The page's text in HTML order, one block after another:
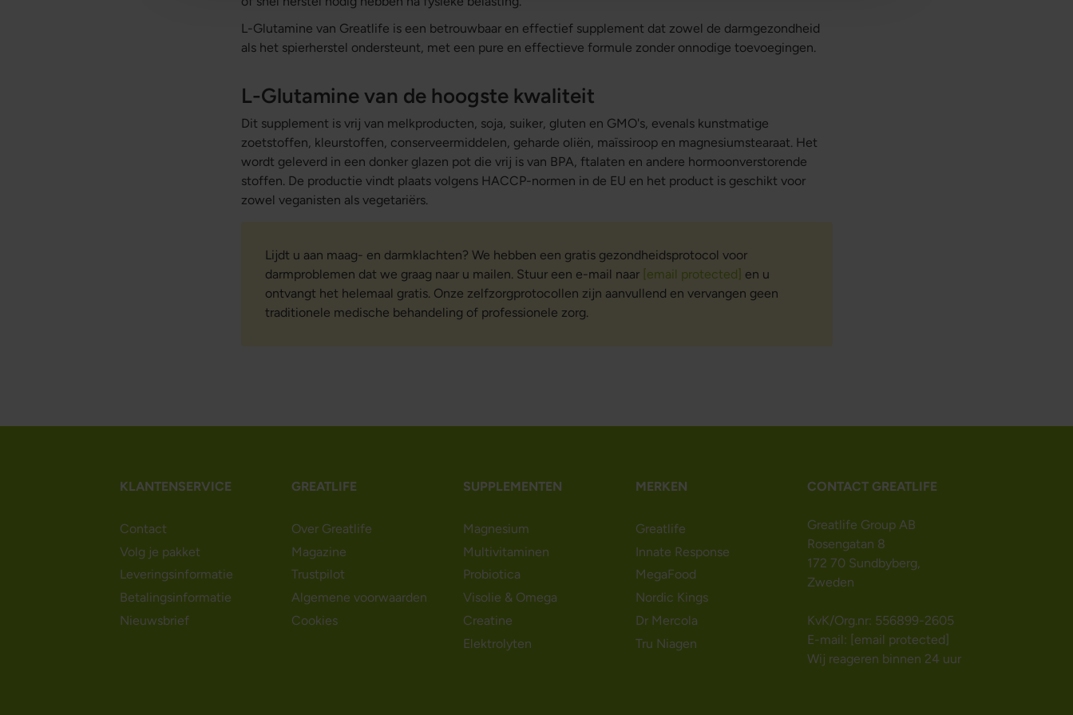
L-Glutamine van Greatlife is een betrouwbaar en effectief supplement dat zowel de darmgezondheid
als het spierherstel ondersteunt, met een pure en effectieve formule zonder onnodige toevoegingen.
L-Glutamine van de hoogste kwaliteit
Dit supplement is vrij van melkproducten, soja, suiker, gluten en GMO's, evenals kunstmatige
zoetstoffen, kleurstoffen, conserveermiddelen, geharde oliën, maïssiroop en magnesiumstearaat. Het
wordt geleverd in een donker glazen pot die vrij is van BPA, ftalaten en andere hormoonverstorende
stoffen. De productie vindt plaats volgens HACCP-normen in de EU en het product is geschikt voor
zowel veganisten als vegetariërs.
Lijdt u aan maag- en darmklachten? We hebben een gratis gezondheidsprotocol voor
darmproblemen dat we graag naar u mailen. Stuur een e-mail naar [email protected] en u
ontvangt het helemaal gratis. Onze zelfzorgprotocollen zijn aanvullend en vervangen geen
traditionele medische behandeling of professionele zorg.
KLANTENSERVICE
Contact
Volg je pakket
Leveringsinformatie
Betalingsinformatie
Nieuwsbrief
GREATLIFE
Over Greatlife
Magazine
Trustpilot
Algemene voorwaarden
Cookies
SUPPLEMENTEN
Magnesium
Multivitaminen
Probiotica
Visolie & Omega
Creatine
Elektrolyten
MERKEN
Greatlife
Innate Response
MegaFood
Nordic Kings
Dr Mercola
Tru Niagen
CONTACT GREATLIFE
Greatlife Group AB
Rosengatan 8
172 70 Sundbyberg,
Zweden
KvK/Org.nr: 556899-2605
E-mail: [email protected]
Wij reageren binnen 24 uur